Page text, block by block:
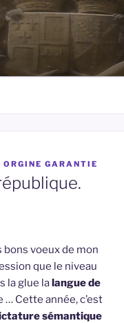
ORGINE GARANTIE
bons voeux de mon
que le niveau
la glue lalangue de
Cette année, c’est
sémantique